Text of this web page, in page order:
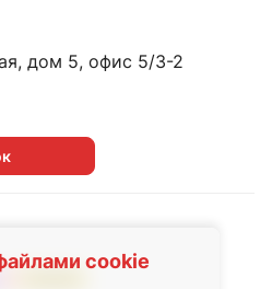
cookie
дом 5, офис 5/3-2